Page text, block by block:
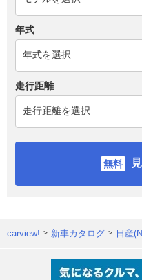
年式
走行距離
carview! 新車カタログ 日産